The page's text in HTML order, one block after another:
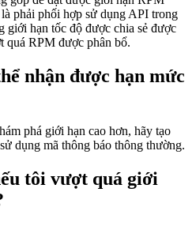
phải phối hợp sử dụng API trong
giới hạn tốc độ được chia sẻ được
quá RPM được phân bổ.
nhận được hạn mức
phá giới hạn cao hơn, hãy tạo
dụng mã thông báo thông thường.
tôi vượt quá giới